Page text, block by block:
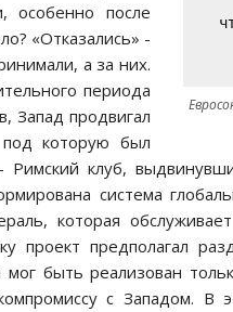
особенно после
«Отказались» -
а за них.
периода
Запад продвигал
под которую был
клуб,
система
которая
проект предполагал
быть реализован
с Западом. В